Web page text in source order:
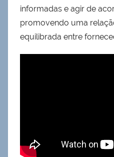
informadas e agir de
promovendo uma
equilibrada entre